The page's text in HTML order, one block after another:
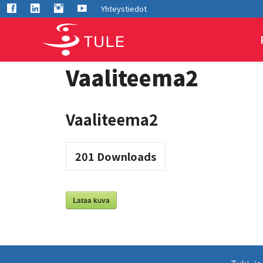
Siirry
sisältöön
FacebookLInkedInInstagramYoutubeYhteystiedot
Vaaliteema2
Vaaliteema2
201 Downloads
Lataa kuva